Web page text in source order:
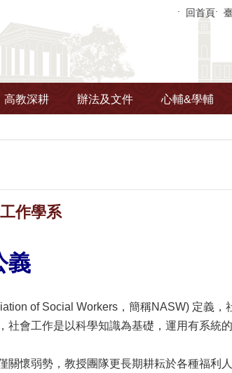
回首頁
高教深耕 辦法及文件 心輔&學輔
作學系
義
of Social Workers，簡稱NASW) 定義
社會工作是以科學知識為基礎，運用有系統
關懷弱勢，教授團隊更長期耕耘於各種福利